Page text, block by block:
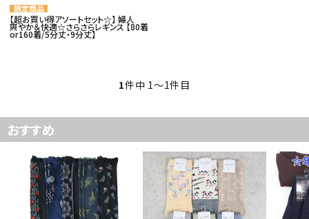
コンテンツ
品番でおまとめ注文
お問い合わせ
【超お買い得アソートセット☆】 婦人
爽やか＆快適☆さらさらレギンス 【80着
or160着/5分丈・9分丈】
1件中 1〜1件目
おすすめ